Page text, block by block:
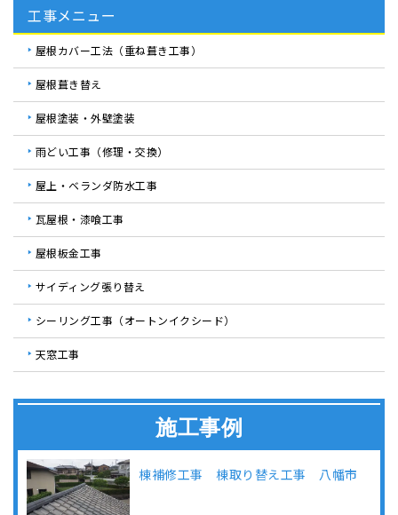
工事メニュー
屋根カバー工法（重ね葺き工事）
屋根葺き替え
屋根塗装・外壁塗装
雨どい工事（修理・交換）
屋上・ベランダ防水工事
瓦屋根・漆喰工事
屋根板金工事
サイディング張り替え
シーリング工事（オートンイクシード）
天窓工事
施工事例
棟補修工事 棟取り替え工事 八幡市